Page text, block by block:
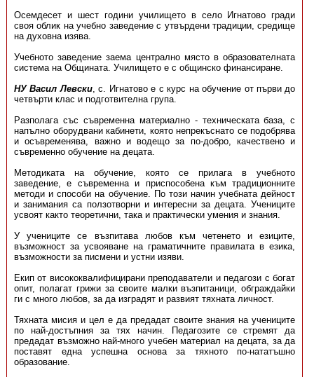
Осемдесет и шест години училището в село Игнатово гради
своя облик на учебно заведение с утвърдени традиции, средище
на духовна изява.
Учебното заведение заема централно място в образователната
система на Общината. Училището е с общинско финансиране.
НУ Васил Левски, с. Игнатово е с курс на обучение от първи до
четвърти клас и подготвителна група.
Разполага със съвременна материално - техническата база, с
напълно оборудвани кабинети, която непрекъснато се подобрява
и осъвременява, важно и водещо за по-добро, качествено и
съвременно обучение на децата.
Методиката на обучение, която се прилага в учебното
заведение, е съвременна и приспособена към традиционните
методи и способи на обучение. По този начин учебната дейност
и занимания са ползотворни и интересни за децата. Учениците
усвоят както теоретични, така и практически умения и знания.
У учениците се възпитава любов към четенето и езиците,
възможност за усвояване на граматичните правилата в езика,
възможности за писмени и устни изяви.
Екип от висококвалифицирани преподаватели и педагози с богат
опит, полагат грижи за своите малки възпитаници, обграждайки
ги с много любов, за да изградят и развият тяхната личност.
Тяхната мисия и цел е да предадат своите знания на учениците
по най-достъпния за тях начин. Педагозите се стремят да
предадат възможно най-много учебен материал на децата, за да
поставят една успешна основа за тяхното по-нататъшно
образование.